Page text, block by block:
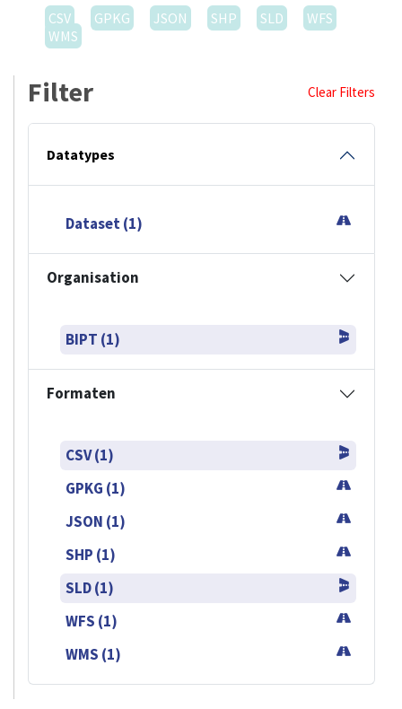
CSV
GPKG JSON SHP SLD
WFS
WMS
Filter Clear Filters
Datatypes
Dataset (1)
Organisation
BIPT (1)
Formaten
CSV (1)
GPKG (1)
JSON (1)
SHP (1)
SLD (1)
WFS (1)
WMS (1)